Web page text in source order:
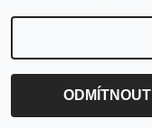
ODMÍTNOUT